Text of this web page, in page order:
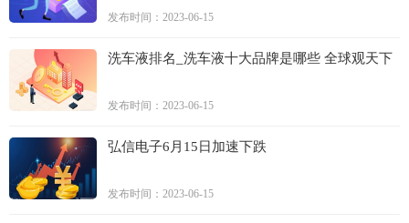
发布时间：2023-06-15
洗车液排名_洗车液十大品牌是哪些 全球观天下
发布时间：2023-06-15
弘信电子6月15日加速下跌
发布时间：2023-06-15